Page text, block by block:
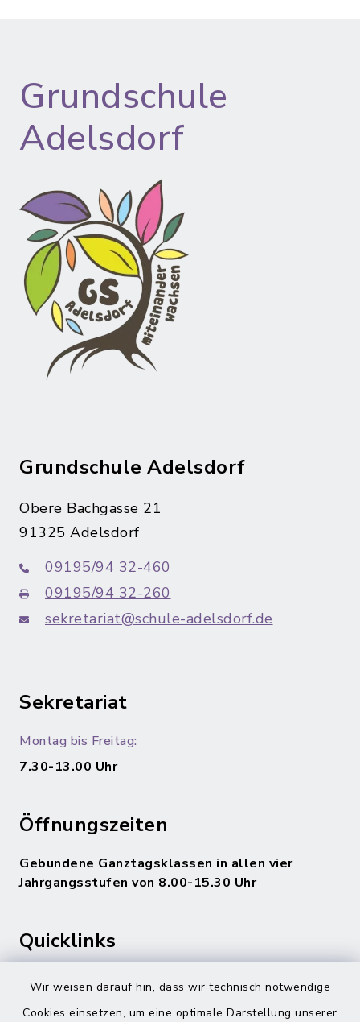
Wir weisen darauf hin, dass wir technisch notwendige
Cookies einsetzen, um eine optimale Darstellung unserer
Grundschule
Adelsdorf
Grundschule Adelsdorf
Obere Bachgasse 21
91325 Adelsdorf
09195/94 32-460
09195/94 32-260
sekretariat@schule-adelsdorf.de
Sekretariat
Montag bis Freitag:
7.30-13.00 Uhr
Öffnungszeiten
Gebundene Ganztagsklassen in allen vier
Jahrgangsstufen von 8.00-15.30 Uhr
Quicklinks
Gemeinde Adelsdorf
inixmedia